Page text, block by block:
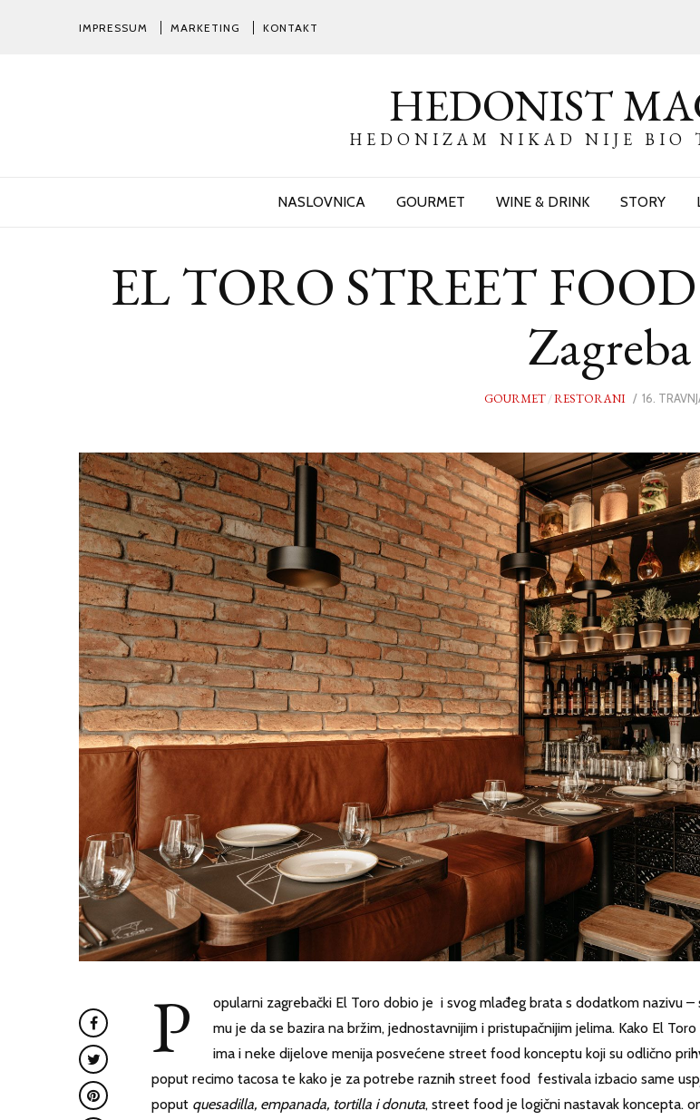
IMPRESSUM MARKETING KONTAKT
HEDONIST
HEDONIZAM NIKAD NIJE BIO
NASLOVNICA GOURMET WINE & DRINK STORY
EL TORO STREET
Zagreba
GOURMET/RESTORANI
POSTED
16.
P
opularni zagrebački El Toro dobio je i svog mlađeg brata s dodatkom nazivu
mu je da se bazira na bržim, jednostavnijim i pristupačnijim jelima. Kako El
ima i neke dijelove menija posvećene street food konceptu koji su odlično
poput recimo tacosa te kako je za potrebe raznih street food festivala izbacio same
poput quesadilla, empanada, tortilla i donuta, street food je logični nastavak koncepta.